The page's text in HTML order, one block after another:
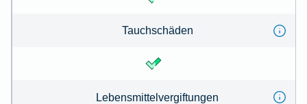
Tauchschäden
Lebensmittelvergiftungen